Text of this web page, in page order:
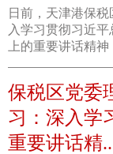
日前，天津港保
入学习贯彻习近
上的重要讲话精
保税区党委
习：深入学
重要讲话精